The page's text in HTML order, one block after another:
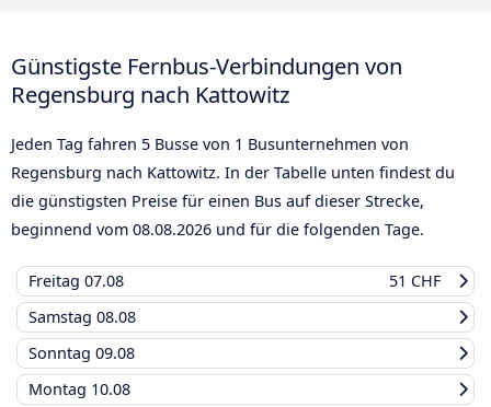
Günstigste Fernbus-Verbindungen von
Regensburg nach Kattowitz
Jeden Tag fahren 5 Busse von 1 Busunternehmen von
Regensburg nach Kattowitz. In der Tabelle unten findest du
die günstigsten Preise für einen Bus auf dieser Strecke,
beginnend vom 08.08.2026 und für die folgenden Tage.
Freitag 07.08
51 CHF
Samstag 08.08
Sonntag 09.08
Montag 10.08